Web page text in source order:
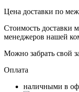
Цена доставки по
Стоимость доставки
менеджеров нашей
Можно забрать свой
Оплата
наличными в